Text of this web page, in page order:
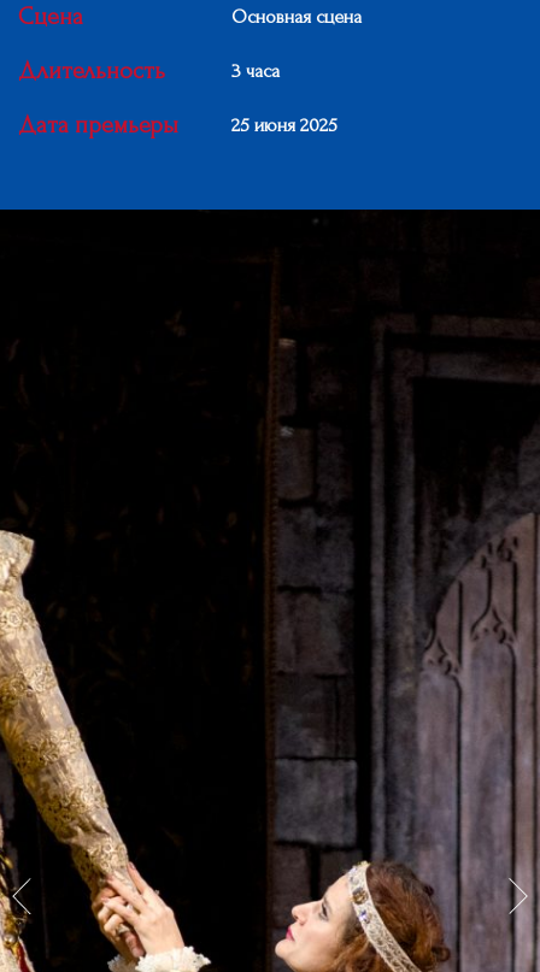
Сцена Основная сцена
Длительность 3 часа
Дата премьеры 25 июня 2025